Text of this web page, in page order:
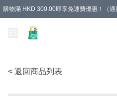
購物滿 HKD 300.00即享免運費優惠！（
< 返回商品列表